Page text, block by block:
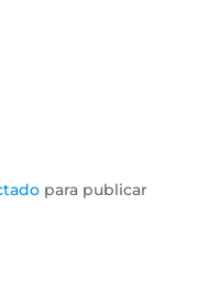
para publicar